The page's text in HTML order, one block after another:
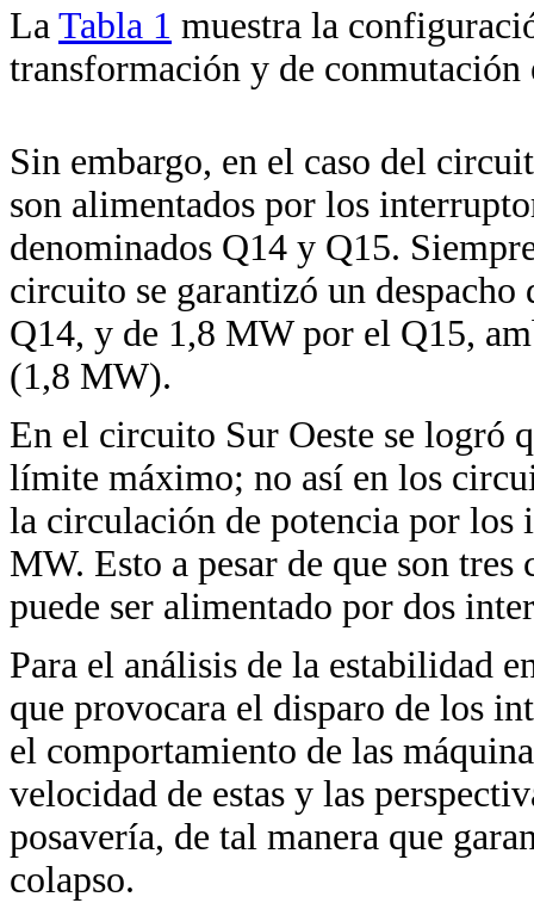
La Tabla 1 muestra la
transformación y de
Sin embargo, en el caso del
son alimentados por los
denominados Q14 y Q15.
circuito se garantizó un
Q14, y de 1,8 MW por el Q15,
(1,8 MW).
En el circuito Sur Oeste se logró
límite máximo; no así en los
la circulación de potencia por los
MW. Esto a pesar de que son
puede ser alimentado por dos
Para el análisis de la estabilidad
que provocara el disparo de los
el comportamiento de las
velocidad de estas y las
posavería, de tal manera que
colapso.